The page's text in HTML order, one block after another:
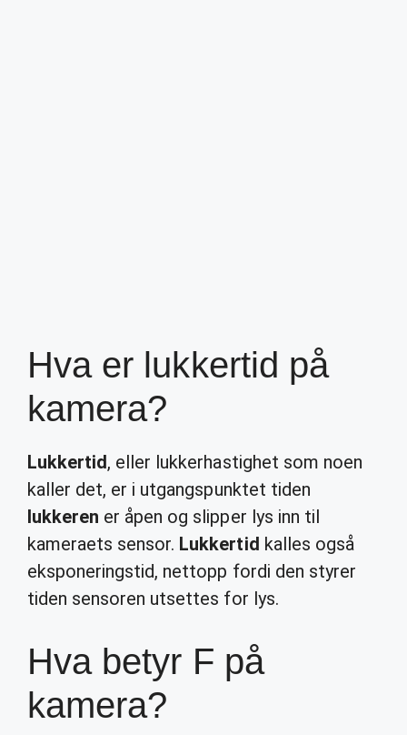
Hva er lukkertid på
kamera?
Lukkertid, eller lukkerhastighet som noen
kaller det, er i utgangspunktet tiden
lukkeren er åpen og slipper lys inn til
kameraets sensor. Lukkertid kalles også
eksponeringstid, nettopp fordi den styrer
tiden sensoren utsettes for lys.
Hva betyr F på
kamera?